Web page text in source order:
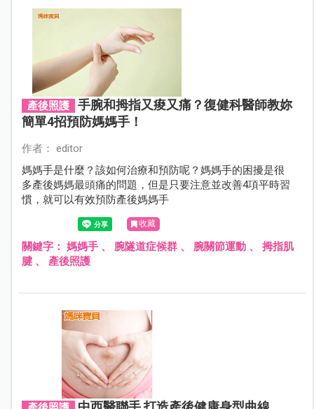
產後照護
手腕和拇指又痠又痛？復健科醫師教妳
簡單4招預防媽媽手！
作者： editor
媽媽手是什麼？該如何治療和預防呢？媽媽手的困擾是很
多產後媽媽最頭痛的問題，但是只要注意並改善4項平時習
慣，就可以有效預防產後媽媽手
收藏
關鍵字： 媽媽手、 腕隧道症候群、 腕關節運動、 拇指肌
腱、 產後照護